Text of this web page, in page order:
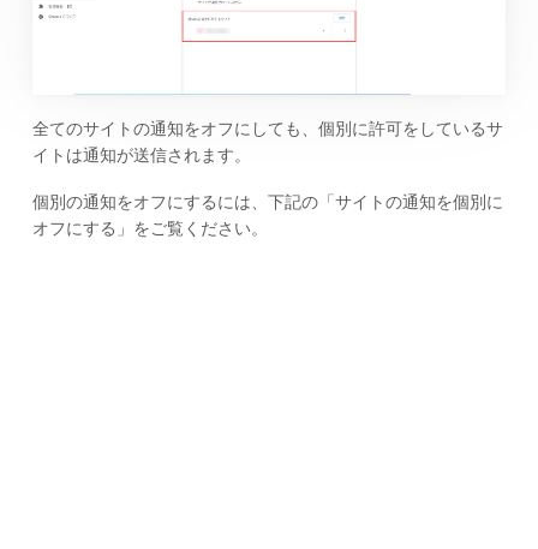
全てのサイトの通知をオフにしても、個別に許可をしているサ
イトは通知が送信されます。
個別の通知をオフにするには、下記の「サイトの通知を個別に
オフにする」をご覧ください。